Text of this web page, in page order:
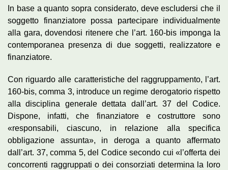
In base a quanto sopra considerato, deve escludersi che il
soggetto finanziatore possa partecipare individualmente
alla gara, dovendosi ritenere che l’art. 160-bis imponga la
contemporanea presenza di due soggetti, realizzatore e
finanziatore.
Con riguardo alle caratteristiche del raggruppamento, l’art.
160-bis, comma 3, introduce un regime derogatorio rispetto
alla disciplina generale dettata dall’art. 37 del Codice.
Dispone, infatti, che finanziatore e costruttore sono
«responsabili, ciascuno, in relazione alla specifica
obbligazione assunta», in deroga a quanto affermato
dall’art. 37, comma 5, del Codice secondo cui «l’offerta dei
concorrenti raggruppati o dei consorziati determina la loro